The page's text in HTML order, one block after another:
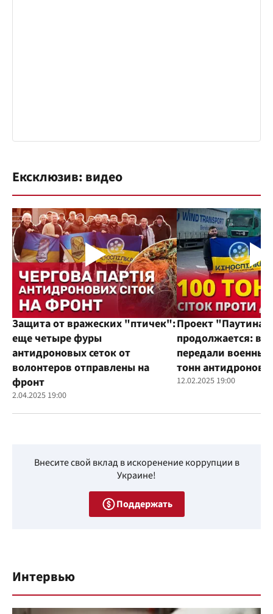
Ексклюзив: видео
Защита от вражеских "птичек":
еще четыре фуры
антидроновых сеток от
волонтеров отправлены на
фронт
2.04.2025 19:00
Проект "Паутина"
продолжается:
передали
тонн
12.02.2025 19:00
Внесите свой вклад в искоренение коррупции в
Украине!
Поддержать
Интервью